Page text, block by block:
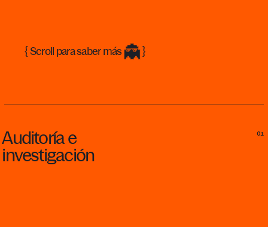
{ Scroll para saber más }
Auditoríae
investigación
01